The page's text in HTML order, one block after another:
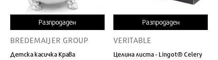
Разпродаден
BREDEMAIJER GROUP
Детска касичка Крава
Разпродаден
VERITABLE
Целина листа - Lingot® Celery